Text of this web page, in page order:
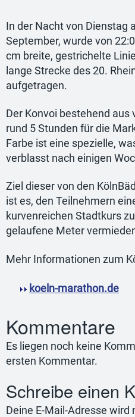
In der Nacht von Dienstag
September, wurde von
cm breite, gestrichelte
lange Strecke des 20.
aufgetragen.
Der Konvoi bestehend
rund 5 Stunden für die
Farbe ist eine spezielle,
verblasst nach einigen
Ziel dieser von den
ist es, den Teilnehmern
kurvenreichen Stadtkurs
gelaufene Meter
Mehr Informationen zum
koeln-marathon.de
Kommentare
Es liegen noch keine
ersten Kommentar.
Schreibe einen
Deine E-Mail-Adresse